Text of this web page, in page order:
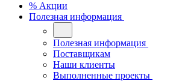
% Акции
Полезная информация
Полезная информация
Поставщикам
Наши клиенты
Выполненные проекты